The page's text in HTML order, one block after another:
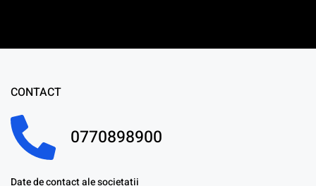
CONTACT
0770898900
Date de contact ale societatii